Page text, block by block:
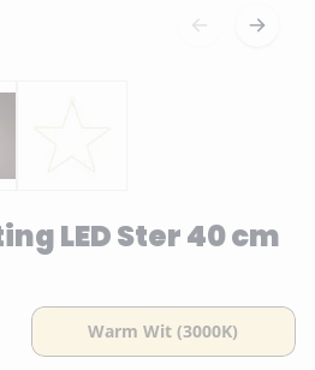
LED Ster 40 cm